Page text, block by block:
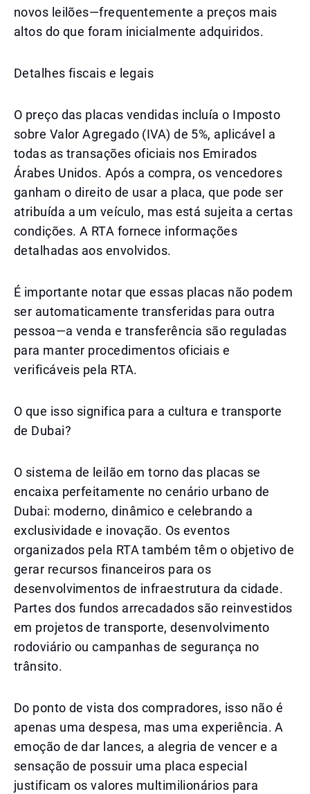
novos leilões—frequentemente a preços mais
altos do que foram inicialmente adquiridos.
Detalhes fiscais e legais
O preço das placas vendidas incluía o Imposto
sobre Valor Agregado (IVA) de 5%, aplicável a
todas as transações oficiais nos Emirados
Árabes Unidos. Após a compra, os vencedores
ganham o direito de usar a placa, que pode ser
atribuída a um veículo, mas está sujeita a certas
condições. A RTA fornece informações
detalhadas aos envolvidos.
É importante notar que essas placas não podem
ser automaticamente transferidas para outra
pessoa—a venda e transferência são reguladas
para manter procedimentos oficiais e
verificáveis pela RTA.
O que isso significa para a cultura e transporte
de Dubai?
O sistema de leilão em torno das placas se
encaixa perfeitamente no cenário urbano de
Dubai: moderno, dinâmico e celebrando a
exclusividade e inovação. Os eventos
organizados pela RTA também têm o objetivo de
gerar recursos financeiros para os
desenvolvimentos de infraestrutura da cidade.
Partes dos fundos arrecadados são reinvestidos
em projetos de transporte, desenvolvimento
rodoviário ou campanhas de segurança no
trânsito.
Do ponto de vista dos compradores, isso não é
apenas uma despesa, mas uma experiência. A
emoção de dar lances, a alegria de vencer e a
sensação de possuir uma placa especial
justificam os valores multimilionários para